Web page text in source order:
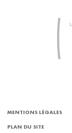
MENTIONS LÉGALES
PLAN DU SITE